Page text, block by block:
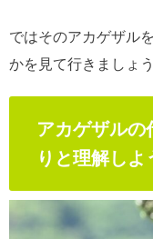
ではそのアカゲザル
かを見て行きましょう
アカゲザルの
りと理解しよ